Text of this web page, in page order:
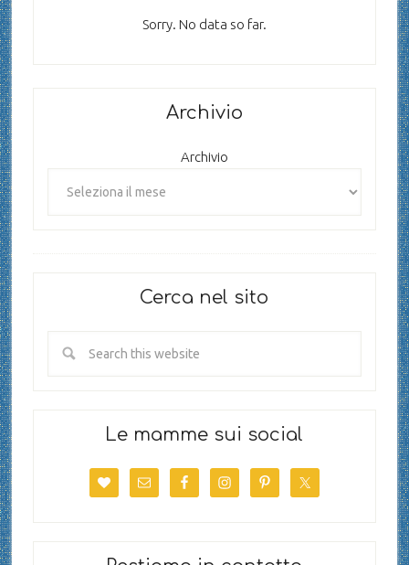
Sorry. No data so far.
Archivio
Archivio
Cerca nel sito
Le mamme sui social